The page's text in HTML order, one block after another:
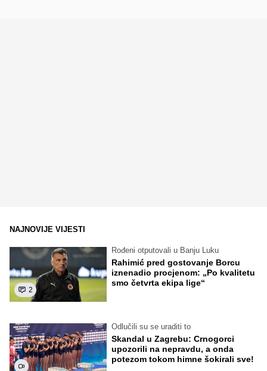
NAJNOVIJE VIJESTI
2
Rođeni otputovali u Banju Luku
Rahimić pred gostovanje Borcu
iznenadio procjenom: „Po kvalitetu
smo četvrta ekipa lige“
Odlučili su se uraditi to
Skandal u Zagrebu: Crnogorci
upozorili na nepravdu, a onda
potezom tokom himne šokirali sve!